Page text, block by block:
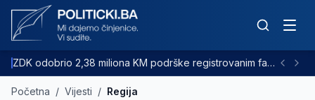
ZDK odobrio 2,38 miliona KM podrške registrovanim farmama goveda
Početna / Vijesti / Regija